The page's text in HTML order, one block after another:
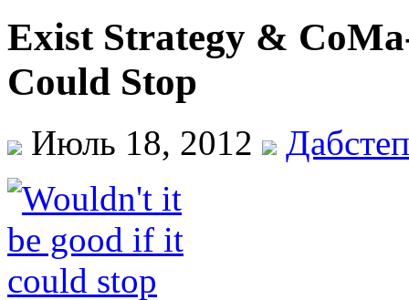
Exist Strategy &
Could Stop
Июль 18, 2012 Дабстеп